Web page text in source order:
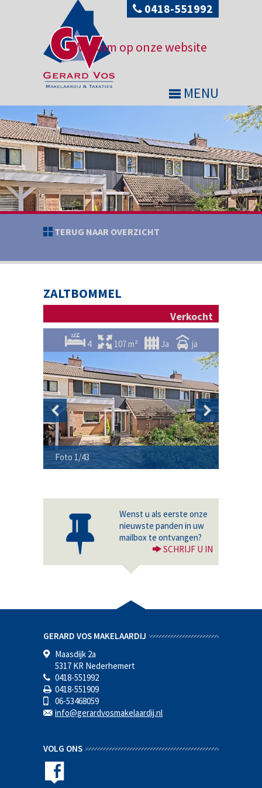
Welkom op onze website
0418-551992
MENU
TERUG NAAR OVERZICHT
ZALTBOMMEL
Verkocht
4 107 m² Ja ja
Foto 1/43
Wenst u als eerste onze
nieuwste panden in uw
mailbox te ontvangen?
SCHRIJF U IN
GERARD VOS MAKELAARDIJ
Maasdijk 2a
5317 KR Nederhemert
0418-551992
0418-551909
06-53468059
info@gerardvosmakelaardij.nl
VOLG ONS